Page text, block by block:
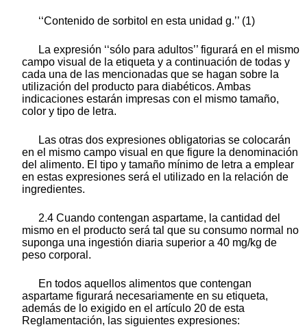
‘‘Contenido de sorbitol en esta unidad g.’’ (1)
La expresión ‘‘sólo para adultos’’ figurará en el mismo
campo visual de la etiqueta y a continuación de todas y
cada una de las mencionadas que se hagan sobre la
utilización del producto para diabéticos. Ambas
indicaciones estarán impresas con el mismo tamaño,
color y tipo de letra.
Las otras dos expresiones obligatorias se colocarán
en el mismo campo visual en que figure la denominación
del alimento. El tipo y tamaño mínimo de letra a emplear
en estas expresiones será el utilizado en la relación de
ingredientes.
2.4 Cuando contengan aspartame, la cantidad del
mismo en el producto será tal que su consumo normal no
suponga una ingestión diaria superior a 40 mg/kg de
peso corporal.
En todos aquellos alimentos que contengan
aspartame figurará necesariamente en su etiqueta,
además de lo exigido en el artículo 20 de esta
Reglamentación, las siguientes expresiones: